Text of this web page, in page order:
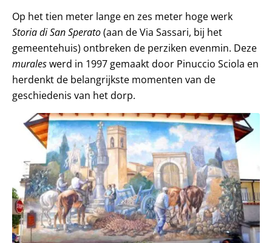
Op het tien meter lange en zes meter hoge werk
Storia di San Sperato(aan de Via Sassari, bij het
gemeentehuis) ontbreken de perziken evenmin. Deze
muraleswerd in 1997 gemaakt door Pinuccio Sciola en
herdenkt de belangrijkste momenten van de
geschiedenis van het dorp.